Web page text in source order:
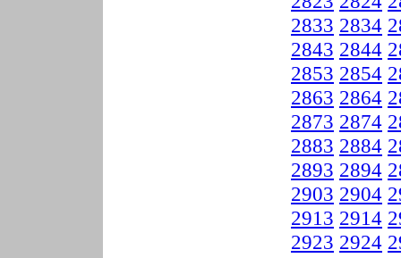
2833 2834
2843 2844
2853 2854
2863 2864
2873 2874
2883 2884
2893 2894
2903 2904
2913 2914
2923 2924